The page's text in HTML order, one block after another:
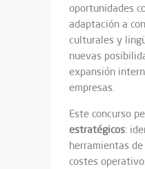
oportunidades
adaptación a
culturales y
nuevas
expansión
empresas.
Este concurso
estratégicos:
herramientas
costes